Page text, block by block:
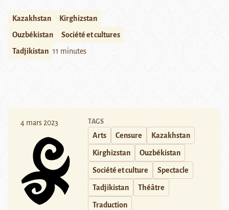
Kazakhstan
Kirghizstan
Ouzbékistan
Société et cultures
Tadjikistan 11 minutes
4 mars 2023 TAGS
Arts Censure Kazakhstan
Kirghizstan Ouzbékistan
Société et culture Spectacle
Tadjikistan Théâtre
Traduction